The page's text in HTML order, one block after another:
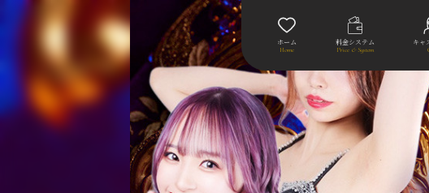
ホーム
Home
料金システム
Price & System
キャ